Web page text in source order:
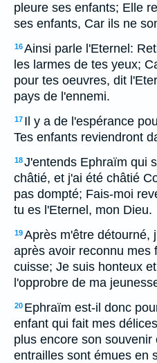
pleure ses enfants; Elle
ses enfants, Car ils ne
16Ainsi parle l'Eternel:
les larmes de tes yeux;
pour tes oeuvres, dit
pays de l'ennemi.
17 Il y a de l'espérance
Tes enfants reviendront
18J'entends Ephraïm qui
châtié, et j'ai été châtié
pas dompté; Fais-moi
tu es l'Eternel, mon Dieu.
19Après m'être détourné,
après avoir reconnu mes
cuisse; Je suis honteux
l'opprobre de ma
20 Ephraïm est-il donc
enfant qui fait mes
plus encore son
entrailles sont émues en